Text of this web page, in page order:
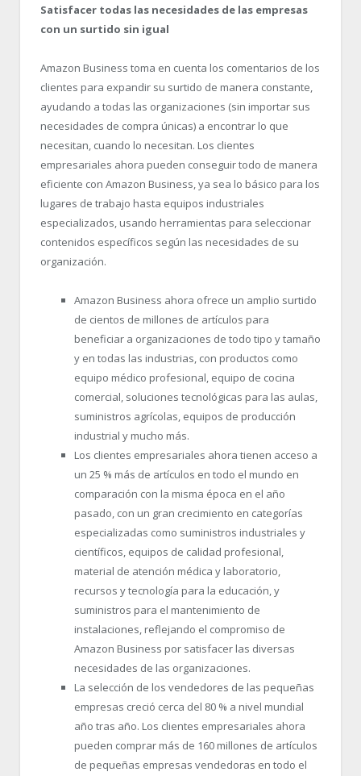
Satisfacer todas las necesidades de las empresas
con un surtido sin igual
Amazon Business toma en cuenta los comentarios de los
clientes para expandir su surtido de manera constante,
ayudando a todas las organizaciones (sin importar sus
necesidades de compra únicas) a encontrar lo que
necesitan, cuando lo necesitan. Los clientes
empresariales ahora pueden conseguir todo de manera
eficiente con Amazon Business, ya sea lo básico para los
lugares de trabajo hasta equipos industriales
especializados, usando herramientas para seleccionar
contenidos específicos según las necesidades de su
organización.
Amazon Business ahora ofrece un amplio surtido
de cientos de millones de artículos para
beneficiar a organizaciones de todo tipo y tamaño
y en todas las industrias, con productos como
equipo médico profesional, equipo de cocina
comercial, soluciones tecnológicas para las aulas,
suministros agrícolas, equipos de producción
industrial y mucho más.
Los clientes empresariales ahora tienen acceso a
un 25 % más de artículos en todo el mundo en
comparación con la misma época en el año
pasado, con un gran crecimiento en categorías
especializadas como suministros industriales y
científicos, equipos de calidad profesional,
material de atención médica y laboratorio,
recursos y tecnología para la educación, y
suministros para el mantenimiento de
instalaciones, reflejando el compromiso de
Amazon Business por satisfacer las diversas
necesidades de las organizaciones.
La selección de los vendedores de las pequeñas
empresas creció cerca del 80 % a nivel mundial
año tras año. Los clientes empresariales ahora
pueden comprar más de 160 millones de artículos
de pequeñas empresas vendedoras en todo el